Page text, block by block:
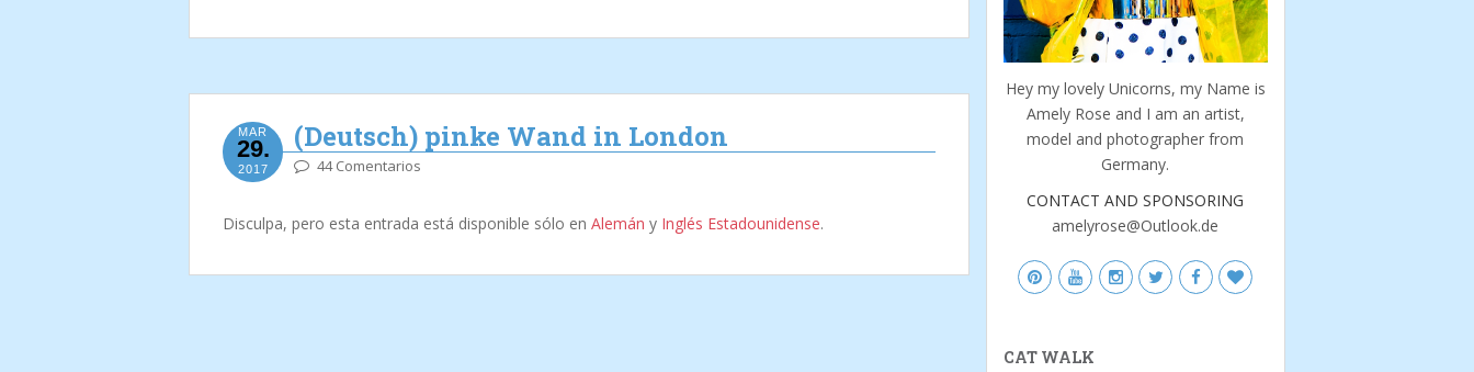
MAR
29.
2017
(Deutsch) pinke Wand in London
44 Comentarios
Disculpa, pero esta entrada está disponible sólo en Alemán y Inglés Estadounidense.
Hey my lovely Unicorns, my Name is
Amely Rose and I am an artist,
model and photographer from
Germany.
CONTACT AND SPONSORING
amelyrose@Outlook.de
CAT WALK